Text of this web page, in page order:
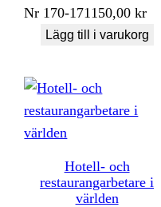
Nr 170-171150,00kr
Lägg till i varukorg
Hotell- och
restaurangarbetare i
världen